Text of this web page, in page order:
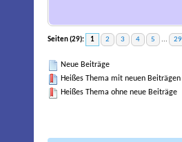
Seiten (29): 1 2 3 4 5 ... 29
Neue Beiträge
Heißes Thema mit neuen Beiträgen
Heißes Thema ohne neue Beiträge